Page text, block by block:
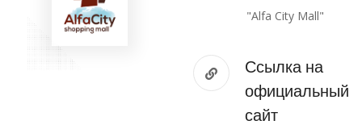
"Alfa City Mall"
Ссылка на
официальный
сайт